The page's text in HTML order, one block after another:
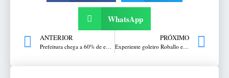
WhatsApp
ANTERIOR
Prefeitura chega a 60% de execução da terceira edição do programa Minha Rua com Asfalto
PRÓXIMO
Experiente goleiro Roballo está de volta ao Passo Fundo